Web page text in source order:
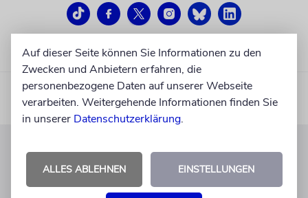
KUNDENSERVICE
+49 30 275833 0
Auf dieser Seite können Sie Informationen zu den
Zwecken und Anbietern erfahren, die
personenbezogene Daten auf unserer Webseite
verarbeiten. Weitergehende Informationen finden Sie
in unserer Datenschutzerklärung.
ALLES ABLEHNEN EINSTELLUNGEN